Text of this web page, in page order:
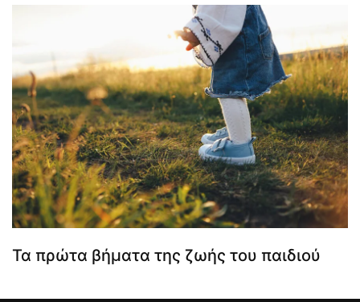
Τα πρώτα βήματα της ζωής του παιδιού